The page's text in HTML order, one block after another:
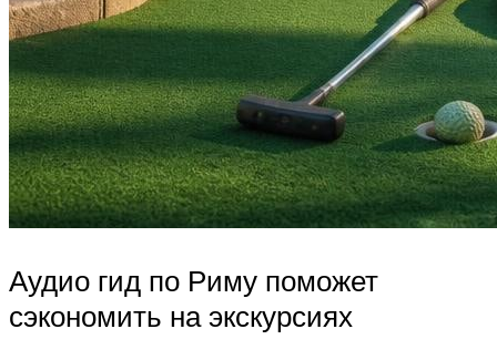
Аудио гид по Риму поможет
сэкономить на экскурсиях